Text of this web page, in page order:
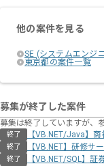
他の案件を見る
SE (システムエンジ
東京都の案件一覧
募集が終了した案件
募集は終了していますが、
終了 【VB.NET/Java】
終了 【VB.NET】研修サ
終了 【VB.NET/SQL】証